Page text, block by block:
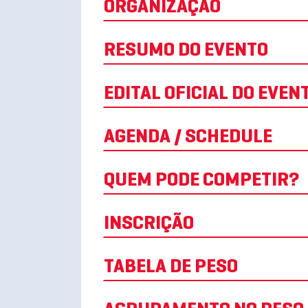
ORGANIZAÇÃO
RESUMO DO EVENTO
EDITAL OFICIAL DO
AGENDA / SCHEDULE
QUEM PODE COMPETIR?
INSCRIÇÃO
TABELA DE PESO